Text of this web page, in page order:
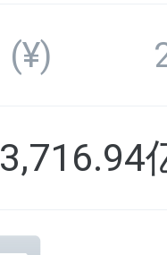
(¥)
3,716.94